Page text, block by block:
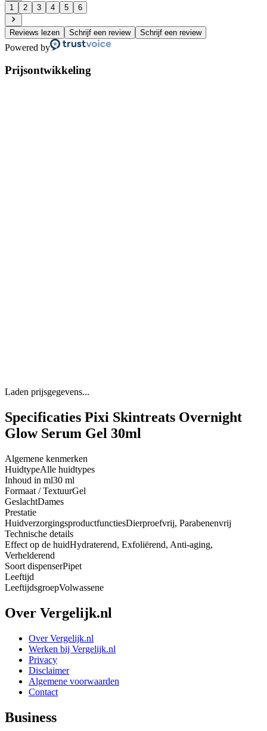
1 2 3 4 5 6
Reviews lezen Schrijf een review Schrijf een review
Powered by
Prijsontwikkeling
Laden prijsgegevens...
Specificaties Pixi Skintreats Overnight
Glow Serum Gel 30ml
Algemene kenmerken
HuidtypeAlle huidtypes
Inhoud in ml30 ml
Formaat / TextuurGel
GeslachtDames
Prestatie
HuidverzorgingsproductfunctiesDierproefvrij, Parabenenvrij
Technische details
Effect op de huidHydraterend, Exfoliërend, Anti-aging,
Verhelderend
Soort dispenserPipet
Leeftijd
LeeftijdsgroepVolwassene
Over Vergelijk.nl
Over Vergelijk.nl
Werken bij Vergelijk.nl
Privacy
Disclaimer
Algemene voorwaarden
Contact
Business